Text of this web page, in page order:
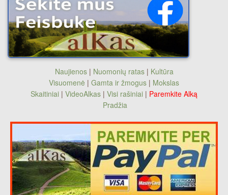
Naujienos| Nuomonių ratas| Kultūra
Visuomenė | Gamta ir žmogus | Mokslas
Skaitiniai | VideoAlkas | Visi rašiniai | Paremkite Alką
Pradžia